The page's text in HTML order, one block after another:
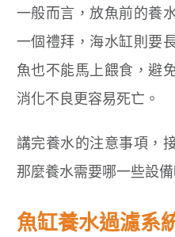
一般而言，放魚前的養
一個禮拜，海水缸則要
魚也不能馬上餵食，避
消化不良更容易死亡。
講完養水的注意事項，
那麼養水需要哪一些設備
魚缸養水過濾系